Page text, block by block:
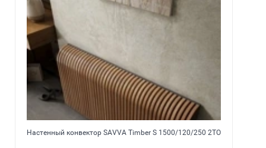
Настенный конвектор SAVVA Timber S 1500/120/250 2ТО